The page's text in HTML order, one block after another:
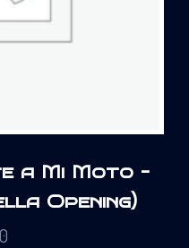
a Mi Moto –
Opening)